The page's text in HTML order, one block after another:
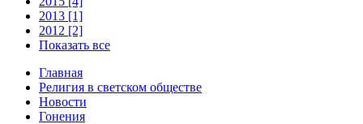
2013 [1]
2012 [2]
Показать все
Главная
Религия в светском обществе
Новости
Гонения